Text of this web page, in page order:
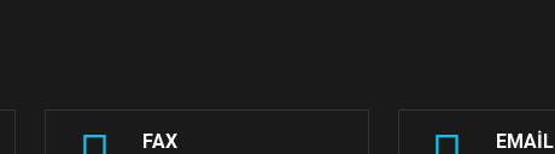
FAX EMAIL